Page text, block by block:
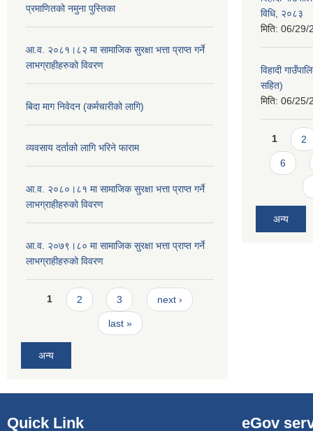
प्रमाणितको नमुना पुस्तिका
आ.व. २०८१।८२ मा सामाजिक सुरक्षा भत्ता प्राप्त गर्ने
लाभग्राहीहरुको विवरण
बिदा माग निवेदन (कर्मचारीको लागि)
व्यवसाय दर्ताको लागि भरिने फाराम
आ.व. २०८०।८१ मा सामाजिक सुरक्षा भत्ता प्राप्त गर्ने
लाभग्राहीहरुको विवरण
आ.व. २०७९।८० मा सामाजिक सुरक्षा भत्ता प्राप्त गर्ने
लाभग्राहीहरुको विवरण
Pages
1 2 3 next ›
last »
अन्य
विधि, २०८३
मिति: 06/29/
विहादी
सहित)
मिति: 06/25/
Pages
1 2
6
अन्य
Quick Link eGov